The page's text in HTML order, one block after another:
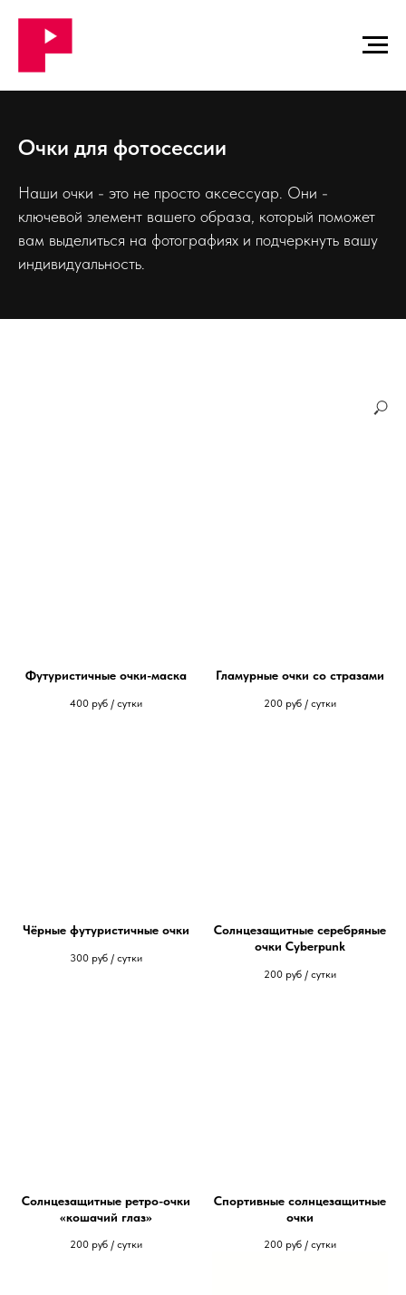
Очки для фотосессии
Наши очки - это не просто аксессуар. Они -
ключевой элемент вашего образа, который поможет
вам выделиться на фотографиях и подчеркнуть вашу
индивидуальность.
Футуристичные очки-маска
400 руб / сутки
Гламурные очки со стразами
200 руб / сутки
Чёрные футуристичные очки
300 руб / сутки
Солнцезащитные серебряные
очки Cyberpunk
200 руб / сутки
Солнцезащитные ретро-очки
«кошачий глаз»
200 руб / сутки
Спортивные солнцезащитные
очки
200 руб / сутки